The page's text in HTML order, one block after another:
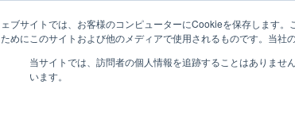
ェブサイトでは、お客様のコンピューターにCookieを保存します
めにこのサイトおよび他のメディアで使用されるものです。当社
当サイトでは、訪問者の個人情報を追跡することはありま
います。